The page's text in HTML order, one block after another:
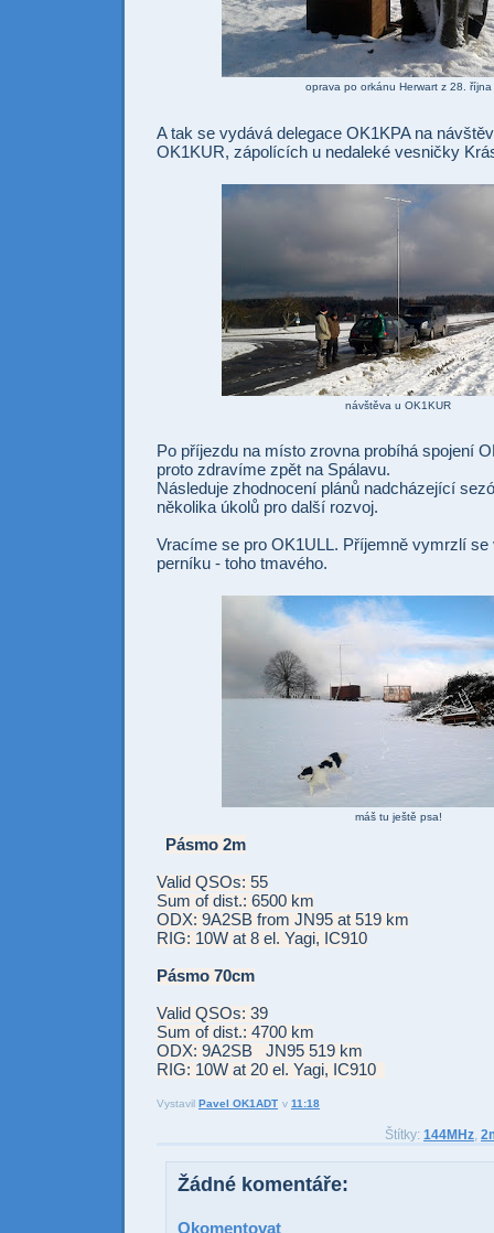
oprava po orkánu Herwart z 28. října
A tak se vydává delegace OK1KPA na
OK1KUR, zápolících u nedaleké vesničky
návštěva u OK1KUR
Po příjezdu na místo zrovna probíhá spojení
proto zdravíme zpět na Spálavu.
Následuje zhodnocení plánů nadcházející
několika úkolů pro další rozvoj.
Vracíme se pro OK1ULL. Příjemně vymrzlí
perníku - toho tmavého.
máš tu ještě psa!
Pásmo 2m
Valid QSOs: 55
Sum of dist.: 6500 km
ODX: 9A2SB from JN95 at 519 km
RIG: 10W at 8 el. Yagi, IC910
Pásmo 70cm
Valid QSOs: 39
Sum of dist.: 4700 km
ODX: 9A2SB JN95 519 km
RIG: 10W at 20 el. Yagi, IC910
Vystavil Pavel OK1ADT v 11:18
Štítky: 144MHz
Žádné komentáře:
Okomentovat